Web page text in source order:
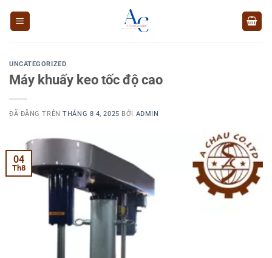
UNCATEGORIZED
Máy khuấy keo tốc độ cao
ĐÃ ĐĂNG TRÊNTHÁNG 8 4, 2025 BỞI ADMIN
04
Th8